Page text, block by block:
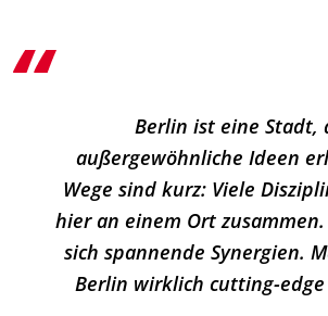
Berlin ist eine Stadt,
außergewöhnliche Ideen
Wege sind kurz: Viele
hier an einem Ort zusammen.
sich spannende Synergien.
Berlin wirklich cutting-